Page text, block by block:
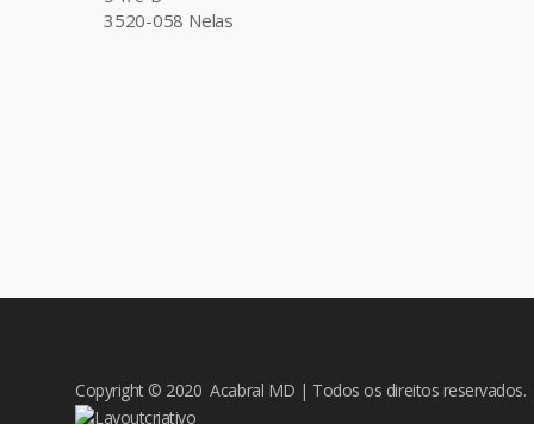
3520-058 Nelas
Copyright © 2020 Acabral MD | Todos os direitos